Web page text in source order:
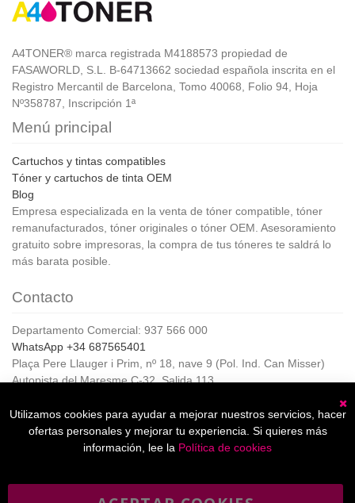
A4TONER® marca registrada M4188573 propiedad de
FASAWORLD, S.L. B-64713662 sociedad española inscrita en el
Registro Mercantil de Barcelona, Tomo 40068, Folio 94, Hoja
Nº358787, Inscripción 1ª
Menú principal
Cartuchos y tintas compatibles
Tóner y cartuchos de tinta OEM
Blog
Empresa especializada en la venta de tóner compatible, tóner
remanufacturados, tóner originales o tóner OEM. Asesoramiento
gratuito sobre impresoras, la compra de tus tóneres te saldrá lo
más barata posible.
Contacto
Departamento Comercial: 937 566 000
WhatsApp +34 687565401
Plaça Pere Llauger i Prim, nº 18, nave 9 (Pol. Ind. Can Misser)
Autopista del Maresme C-32, Salida 113
Horario de Atención al cliente:
De lunes a jueves de 8:00 a 17:00,
Viernes de 8:00 a 15:00
Utilizamos cookies para ayudar a mejorar nuestros servicios, hacer
ofertas personales y mejorar tu experiencia. Si quieres más
información, lee la Política de cookies